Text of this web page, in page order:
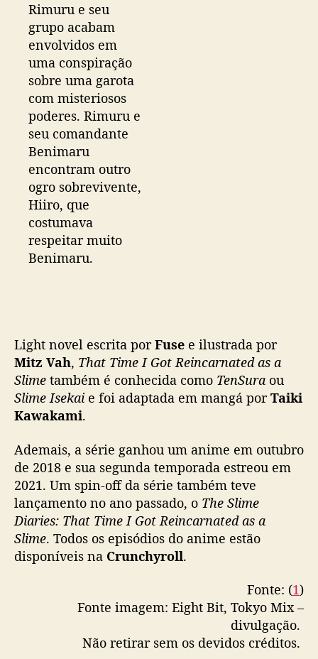
Rimuru e seu
grupo acabam
envolvidos em
uma conspiração
sobre uma garota
com misteriosos
poderes. Rimuru e
seu comandante
Benimaru
encontram outro
ogro sobrevivente,
Hiiro, que
costumava
respeitar muito
Benimaru.
Light novel escrita porFuse e ilustrada por
Mitz Vah, That Time I Got Reincarnated as a
Slime também é conhecida como TenSura ou
Slime Isekai e foi adaptada em mangá porTaiki
Kawakami.
Ademais, a série ganhou um anime em outubro
de 2018 e sua segunda temporada estreou em
2021. Um spin-off da série também teve
lançamento no ano passado, o The Slime
Diaries: That Time I Got Reincarnated as a
Slime. Todos os episódios do anime estão
disponíveis na Crunchyroll.
Fonte: (1)
Fonte imagem: Eight Bit, Tokyo Mix –
divulgação.
Não retirar sem os devidos créditos.